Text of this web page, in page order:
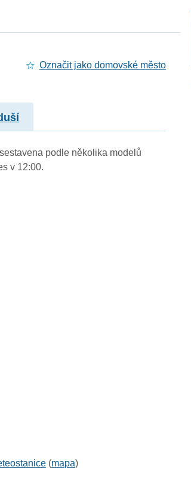
Označit jako domovské město
podle několika modelů
v 12:00.
(mapa)